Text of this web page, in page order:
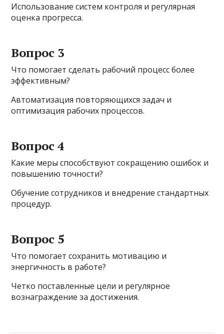
Использование систем контроля и регулярная
оценка прогресса.
Вопрос 3
Что помогает сделать рабочий процесс более
эффективным?
Автоматизация повторяющихся задач и
оптимизация рабочих процессов.
Вопрос 4
Какие меры способствуют сокращению ошибок и
повышению точности?
Обучение сотрудников и внедрение стандартных
процедур.
Вопрос 5
Что помогает сохранить мотивацию и
энергичность в работе?
Четко поставленные цели и регулярное
вознаграждение за достижения.